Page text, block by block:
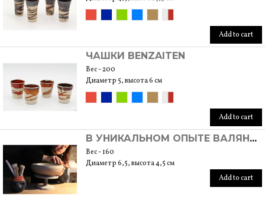
Add to cart
ЧАШКИ BENZAITEN
Вес - 200
Диаметр 5, высота 6 см
Add to cart
В УНИКАЛЬНОМ ОПЫТЕ ВАЛЯНИЯ НА КОЛЕСЕ
Вес - 160
Диаметр 6,5, высота 4,5 см
Add to cart